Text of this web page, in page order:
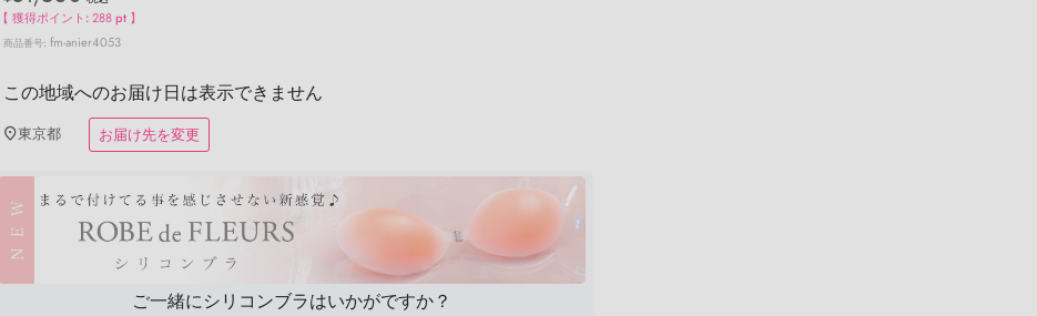
【 獲得ポイント:288pt 】
商品番号 fm-anier4053
この地域へのお届け日は表示できません
東京都 お届け先を変更
ご一緒にシリコンブラはいかがですか？